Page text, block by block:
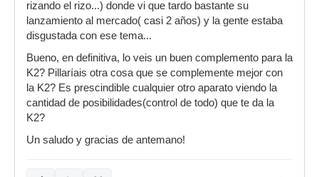
rizando el rizo...) donde vi que tardo bastante su
lanzamiento al mercado( casi 2 años) y la gente estaba
disgustada con ese tema...
Bueno, en definitiva, lo veis un buen complemento para la
K2? Pillaríais otra cosa que se complemente mejor con
la K2? Es prescindible cualquier otro aparato viendo la
cantidad de posibilidades(control de todo) que te da la
K2?
Un saludo y gracias de antemano!